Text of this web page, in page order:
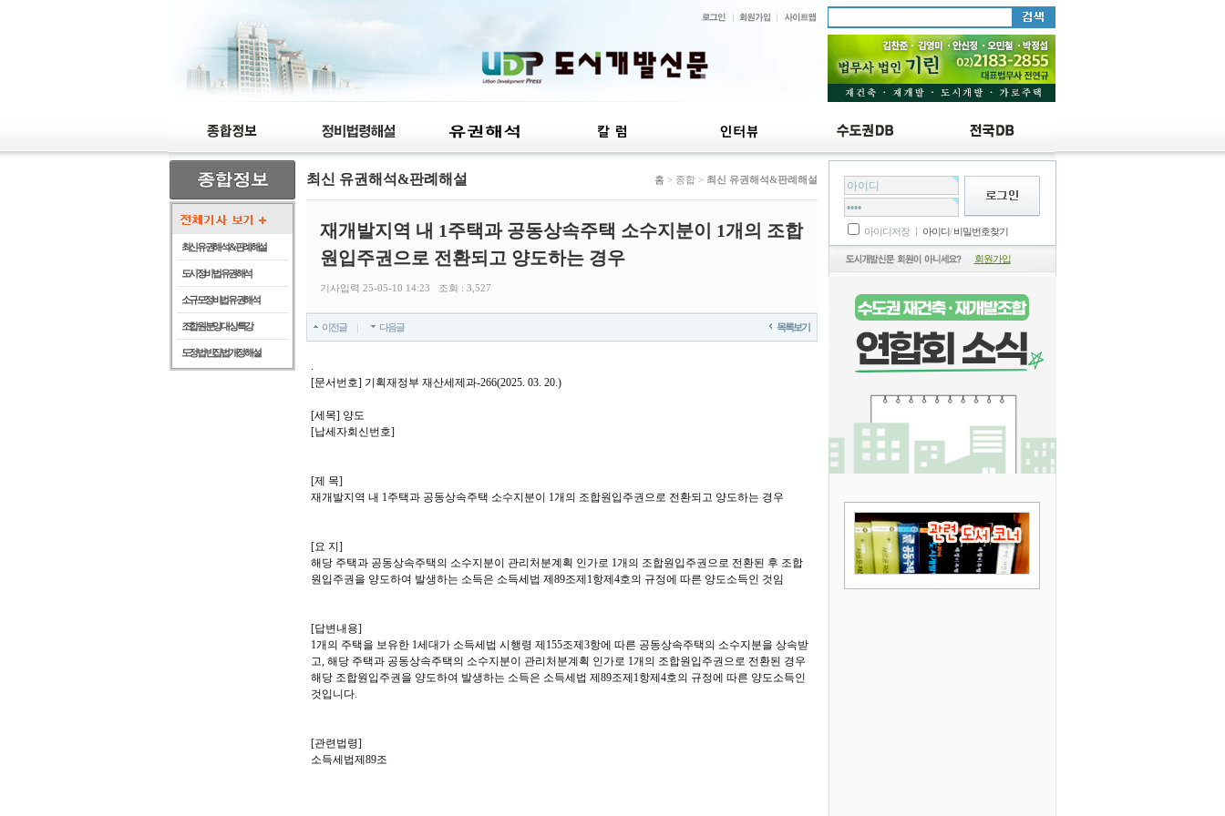
최신 유권해석 & 판례해설
도시정비법 유권해석
소규모정비법 유권해석
조합원 분양 대상 특강
도정법 빈집법 개정 해설
최신 유권해석&판례해설 홈 > 종합 > 최신 유권해석&판례해설
재개발지역 내 1주택과 공동상속주택 소수지분이 1개의 조합
원입주권으로 전환되고 양도하는 경우
기사입력 25-05-10 14:23 조회 : 3,527
이전글 다음글 목록보기
.
[문서번호] 기획재정부 재산세제과-266(2025. 03. 20.)
[세목] 양도
[납세자회신번호]
[제 목]
재개발지역 내 1주택과 공동상속주택 소수지분이 1개의 조합원입주권으로 전환되고 양도하는 경우
[요 지]
해당 주택과 공동상속주택의 소수지분이 관리처분계획 인가로 1개의 조합원입주권으로 전환된 후 조합
원입주권을 양도하여 발생하는 소득은 소득세법 제89조제1항제4호의 규정에 따른 양도소득인 것임
[답변내용]
1개의 주택을 보유한 1세대가 소득세법 시행령 제155조제3항에 따른 공동상속주택의 소수지분을 상속받
고, 해당 주택과 공동상속주택의 소수지분이 관리처분계획 인가로 1개의 조합원입주권으로 전환된 경우
해당 조합원입주권을 양도하여 발생하는 소득은 소득세법 제89조제1항제4호의 규정에 따른 양도소득인
것입니다.
[관련법령]
소득세법제89조
아이디저장 ㅣ 아이디/비밀번호찾기
회원가입